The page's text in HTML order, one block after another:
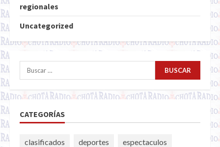
regionales
Uncategorized
Buscar:
CATEGORÍAS
clasificados deportes
espectaculos